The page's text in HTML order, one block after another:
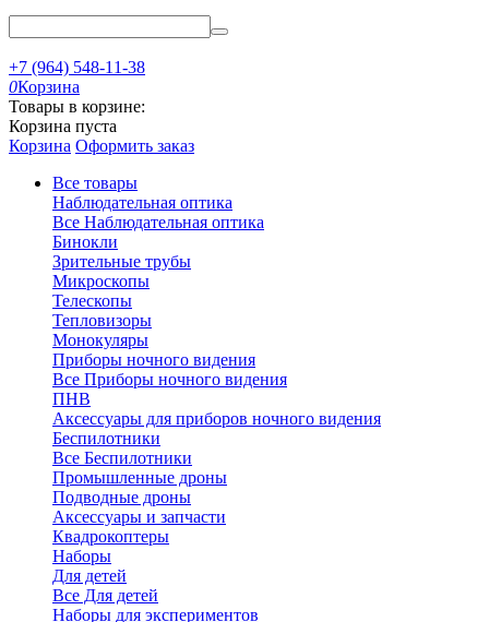
+7 (964) 548-11-38
0Корзина
Товары в корзине:
Корзина пуста
Корзина Оформить заказ
Все товары
Наблюдательная оптика
Все Наблюдательная оптика
Бинокли
Зрительные трубы
Микроскопы
Телескопы
Тепловизоры
Монокуляры
Приборы ночного видения
Все Приборы ночного видения
ПНВ
Аксессуары для приборов ночного видения
Беспилотники
Все Беспилотники
Промышленные дроны
Подводные дроны
Аксессуары и запчасти
Квадрокоптеры
Наборы
Для детей
Все Для детей
Наборы для экспериментов